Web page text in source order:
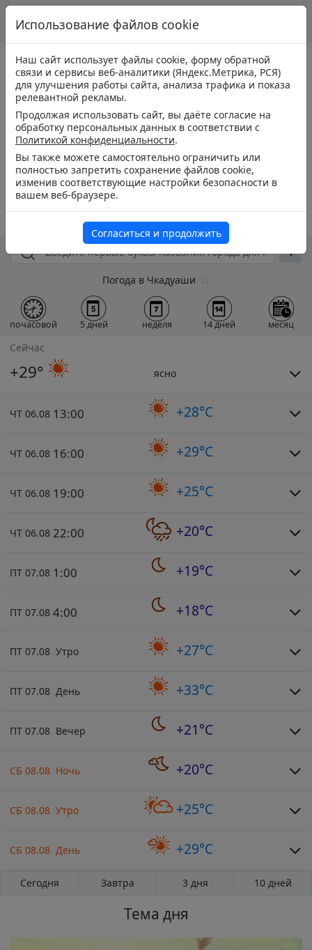
Погода в Чкадуаши
почасовой 5 дней неделя 14 дней месяц
Сейчас
+29° ясно
ЧТ 06.08 13:00 +28°C
ЧТ 06.08 16:00 +29°C
ЧТ 06.08 19:00 +25°C
ЧТ 06.08 22:00 +20°C
ПТ 07.08 1:00 +19°C
ПТ 07.08 4:00 +18°C
ПТ 07.08 Утро +27°C
ПТ 07.08 День +33°C
ПТ 07.08 Вечер +21°C
СБ 08.08 Ночь +20°C
СБ 08.08 Утро +25°C
СБ 08.08 День +29°C
Сегодня Завтра 3 дня 10 дней
Тема дня
Использование файлов cookie
Наш сайт использует файлы cookie, форму обратной
связи и сервисы веб-аналитики (Яндекс.Метрика, РСЯ)
для улучшения работы сайта, анализа трафика и показа
релевантной рекламы.
Продолжая использовать сайт, вы даёте согласие на
обработку персональных данных в соответствии с
Политикой конфиденциальности.
Вы также можете самостоятельно ограничить или
полностью запретить сохранение файлов cookie,
изменив соответствующие настройки безопасности в
вашем веб-браузере.
Согласиться и продолжить